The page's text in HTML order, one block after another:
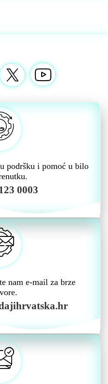
podršku i pomoć u bilo
0003
nam e-mail za brze